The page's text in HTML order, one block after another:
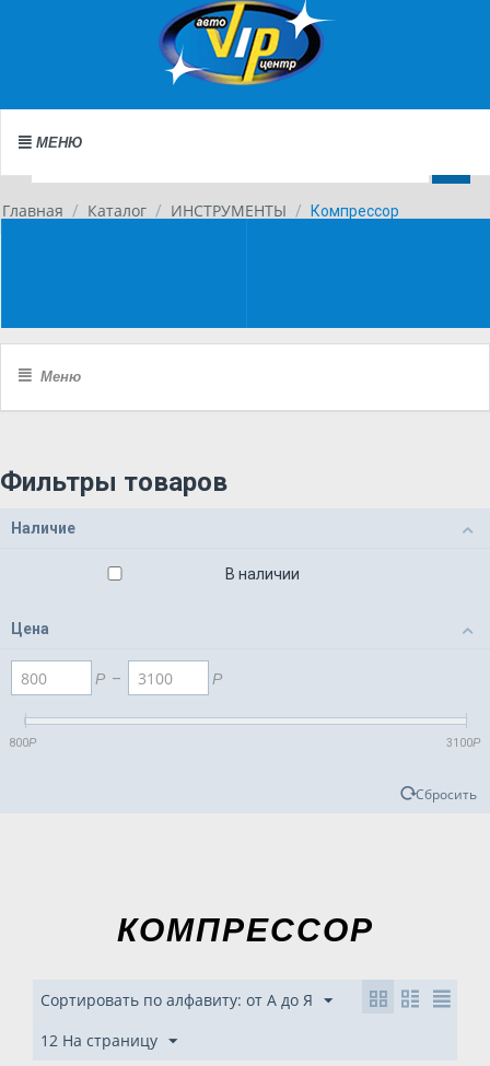
МЕНЮ
Главная / Каталог / ИНСТРУМЕНТЫ / Компрессор
Меню
Фильтры товаров
Наличие
В наличии
Цена
Р – Р
800Р 3100Р
Сбросить
КОМПРЕССОР
Сортировать по алфавиту: от А до Я
12 На страницу